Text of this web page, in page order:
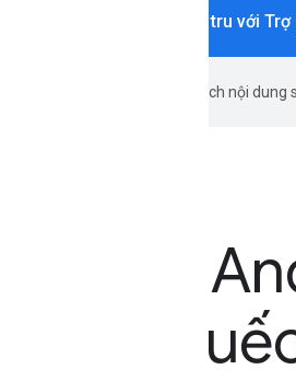
Android hoạt động trơn tru với Trợ
sử dụng công nghệ AI để dịch nội
dụng
đã